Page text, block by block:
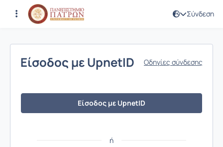
Σύνδεση
Σύνδεση
Είσοδος με UpnetID Οδηγίες σύνδεσης
Είσοδος με UpnetID
ή